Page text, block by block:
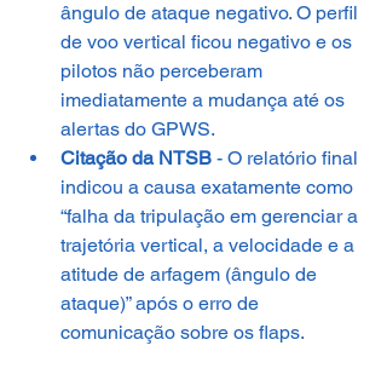
ângulo de ataque negativo. O perfil
de voo vertical ficou negativo e os
pilotos não perceberam
imediatamente a mudança até os
alertas do GPWS.
Citação da NTSB - O relatório final
indicou a causa exatamente como
“falha da tripulação em gerenciar a
trajetória vertical, a velocidade e a
atitude de arfagem (ângulo de
ataque)” após o erro de
comunicação sobre os flaps.